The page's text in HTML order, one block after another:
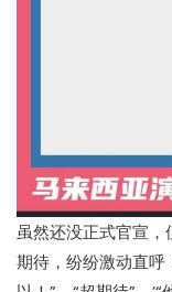
虽然还没正式官宣
期待，纷纷激动直呼